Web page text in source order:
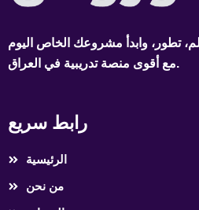
تطور، وابدأ مشروعك الخاص اليوم
مع أقوى منصة تدريبية في العراق.
رابط سريع
الرئيسية
من نحن